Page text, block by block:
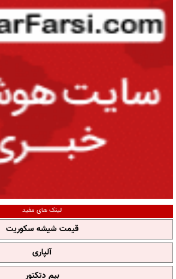
لینک های مفید
قیمت شیشه سکوریت
آلپاری
بیم دتکتور